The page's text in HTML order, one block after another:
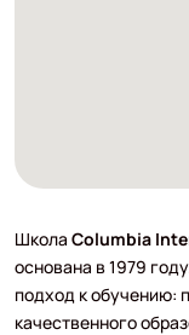
Школа Columbia
основана в 1979
подход к обучению:
качественного